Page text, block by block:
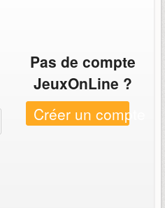
Pas de compte
JeuxOnLine ?
Créer un compte